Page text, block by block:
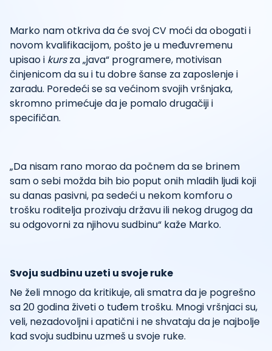
Marko nam otkriva da će svoj CV moći da obogati i
novom kvalifikacijom, pošto je u međuvremenu
upisao i kursza „java“ programere, motivisan
činjenicom da su i tu dobre šanse za zaposlenje i
zaradu. Poredeći se sa većinom svojih vršnjaka,
skromno primećuje da je pomalo drugačiji i
specifičan.
„Da nisam rano morao da počnem da se brinem
sam o sebi možda bih bio poput onih mladih ljudi koji
su danas pasivni, pa sedeći u nekom komforu o
trošku roditelja prozivaju državu ili nekog drugog da
su odgovorni za njihovu sudbinu“ kaže Marko.
Svoju sudbinu uzeti u svoje ruke
Ne želi mnogo da kritikuje, ali smatra da je pogrešno
sa 20 godina živeti o tuđem trošku. Mnogi vršnjaci su,
veli, nezadovoljni i apatični i ne shvataju da je najbolje
kad svoju sudbinu uzmeš u svoje ruke.